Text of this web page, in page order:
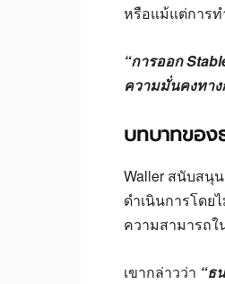
หรือแม้แต่การท
“การออก
ความมั่นคงทาง
บทบาทของ
Waller สนับสนุ
ดำเนินการโดย
ความสามารถ
เขากล่าวว่า “ธ